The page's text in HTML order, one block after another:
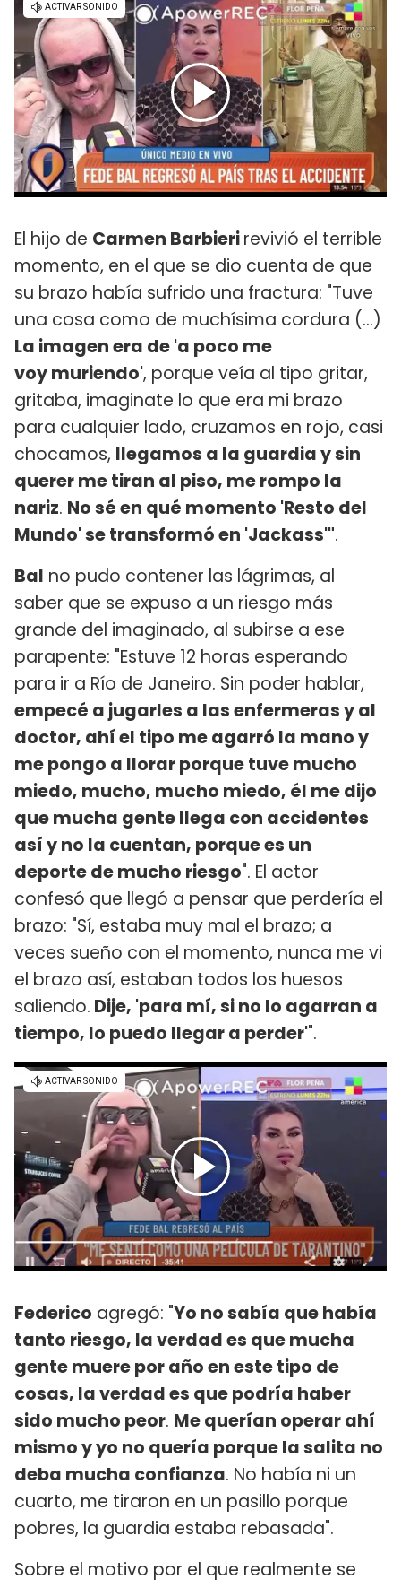
El hijo de Carmen Barbierirevivió el terrible
momento, en el que se dio cuenta de que
su brazo había sufrido una fractura: "Tuve
una cosa como de muchísima cordura (...)
La imagen era de 'a poco me
voy muriendo', porque veía al tipo gritar,
gritaba, imaginate lo que era mi brazo
para cualquier lado, cruzamos en rojo, casi
chocamos, llegamos a la guardia y sin
querer me tiran al piso, me rompo la
nariz. No sé en qué momento 'Resto del
Mundo' se transformó en 'Jackass'".
Bal no pudo contener las lágrimas, al
saber que se expuso a un riesgo más
grande del imaginado, al subirse a ese
parapente: "Estuve 12 horas esperando
para ir a Río de Janeiro. Sin poder hablar,
empecé a jugarles a las enfermeras y al
doctor, ahí el tipo me agarró la mano y
me pongo a llorar porque tuve mucho
miedo, mucho, mucho miedo, él me dijo
que mucha gente llega con accidentes
así y no la cuentan, porque es un
deporte de mucho riesgo". El actor
confesó que llegó a pensar que perdería el
brazo: "Sí, estaba muy mal el brazo; a
veces sueño con el momento, nunca me vi
el brazo así, estaban todos los huesos
saliendo. Dije, 'para mí, si no lo agarran a
tiempo, lo puedo llegar a perder'".
Federico agregó: "Yo no sabía que había
tanto riesgo, la verdad es que mucha
gente muere por año en este tipo de
cosas, la verdad es que podría haber
sido mucho peor. Me querían operar ahí
mismo y yo no quería porque la salita no
deba mucha confianza. No había ni un
cuarto, me tiraron en un pasillo porque
pobres, la guardia estaba rebasada".
Sobre el motivo por el que realmente se